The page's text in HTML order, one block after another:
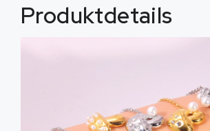
Produktdetails